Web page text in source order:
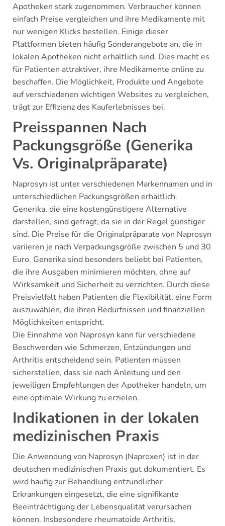
Apotheken stark zugenommen. Verbraucher können
einfach Preise vergleichen und ihre Medikamente mit
nur wenigen Klicks bestellen. Einige dieser
Plattformen bieten häufig Sonderangebote an, die in
lokalen Apotheken nicht erhältlich sind. Dies macht es
für Patienten attraktiver, ihre Medikamente online zu
beschaffen. Die Möglichkeit, Produkte und Angebote
auf verschiedenen wichtigen Websites zu vergleichen,
trägt zur Effizienz des Kauferlebnisses bei.
Preisspannen Nach
Packungsgröße (Generika
Vs. Originalpräparate)
Naprosyn ist unter verschiedenen Markennamen und in
unterschiedlichen Packungsgrößen erhältlich.
Generika, die eine kostengünstigere Alternative
darstellen, sind gefragt, da sie in der Regel günstiger
sind. Die Preise für die Originalpräparate von Naprosyn
variieren je nach Verpackungsgröße zwischen 5 und 30
Euro. Generika sind besonders beliebt bei Patienten,
die ihre Ausgaben minimieren möchten, ohne auf
Wirksamkeit und Sicherheit zu verzichten. Durch diese
Preisvielfalt haben Patienten die Flexibilität, eine Form
auszuwählen, die ihren Bedürfnissen und finanziellen
Möglichkeiten entspricht.
Die Einnahme von Naprosyn kann für verschiedene
Beschwerden wie Schmerzen, Entzündungen und
Arthritis entscheidend sein. Patienten müssen
sicherstellen, dass sie nach Anleitung und den
jeweiligen Empfehlungen der Apotheker handeln, um
eine optimale Wirkung zu erzielen.
Indikationen in der lokalen
medizinischen Praxis
Die Anwendung von Naprosyn (Naproxen) ist in der
deutschen medizinischen Praxis gut dokumentiert. Es
wird häufig zur Behandlung entzündlicher
Erkrankungen eingesetzt, die eine signifikante
Beeinträchtigung der Lebensqualität verursachen
können. Insbesondere rheumatoide Arthritis,